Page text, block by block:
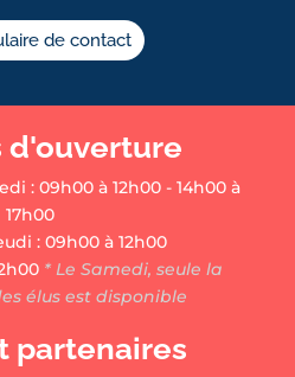
de contact
d'ouverture
: 09h00 à 12h00 - 14h00 à
17h00
: 09h00 à 12h00
* Le Samedi, seule la
élus est disponible
partenaires